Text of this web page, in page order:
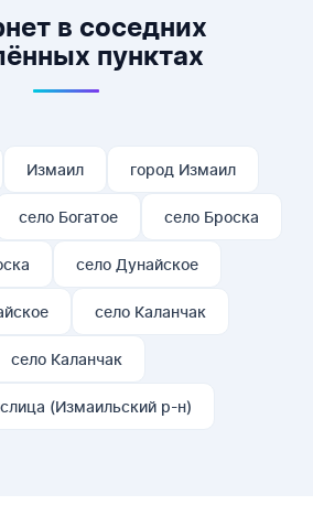
в соседних
пунктах
Измаил город Измаил
село Богатое село Броска
село Дунайское
село Каланчак
село Каланчак
(Измаильский р-н)